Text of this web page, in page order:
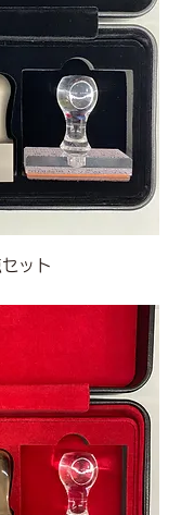
セット